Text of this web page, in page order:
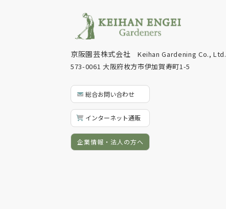
京阪園芸株式会社 Keihan Gardening Co., Ltd.
573-0061 大阪府枚方市伊加賀寿町1-5
総合お問い合わせ
インターネット通販
企業情報・法人の方へ